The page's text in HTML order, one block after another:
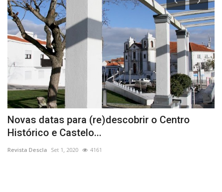
Novas datas para (re)descobrir o Centro
Histórico e Castelo...
Revista Descla Set 1, 2020 4161